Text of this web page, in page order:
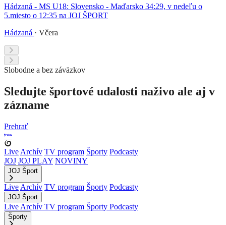
Hádzaná - MS U18: Slovensko - Maďarsko 34:29, v nedeľu o
5.miesto o 12:35 na JOJ ŠPORT
Hádzaná · Včera
Slobodne a bez záväzkov
Sledujte športové udalosti naživo ale aj v
zázname
Prehrať
Live Archív TV program Športy Podcasty
JOJ JOJ PLAY NOVINY
JOJ Šport
Live Archív TV program Športy Podcasty
JOJ Šport
Live Archív TV program Športy Podcasty
Športy